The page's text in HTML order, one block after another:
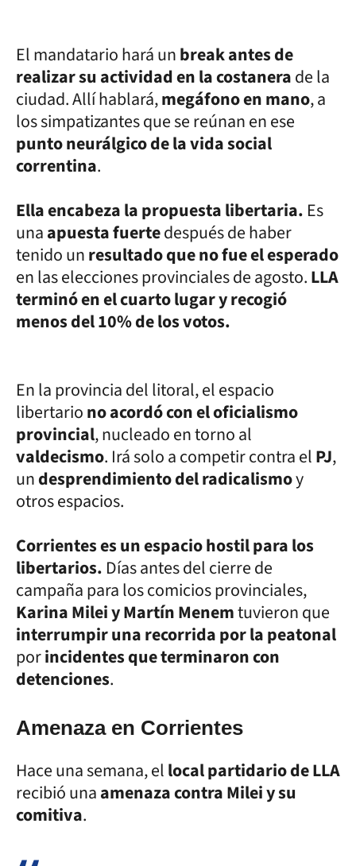
El mandatario hará unbreak antes de
realizar su actividad en la costanerade la
ciudad. Allí hablará,megáfono en mano, a
los simpatizantes que se reúnan en ese
punto neurálgico de la vida social
correntina.
Ella encabeza la propuesta libertaria. Es
unaapuesta fuertedespués de haber
tenido unresultado que no fue el esperado
en las elecciones provinciales de agosto.LLA
terminó en el cuarto lugar y recogió
menos del 10% de los votos.
En la provincia del litoral, el espacio
libertariono acordó con el oficialismo
provincial, nucleado en torno al
valdecismo. Irá solo a competir contra elPJ,
undesprendimiento del radicalismoy
otros espacios.
Corrientes es un espacio hostil para los
libertarios. Días antes del cierre de
campaña para los comicios provinciales,
Karina Milei y Martín Menemtuvieron que
interrumpir una recorrida por la peatonal
porincidentes que terminaron con
detenciones.
Amenaza en Corrientes
Hace una semana, ellocal partidario de LLA
recibió unaamenaza contra Milei y su
comitiva.